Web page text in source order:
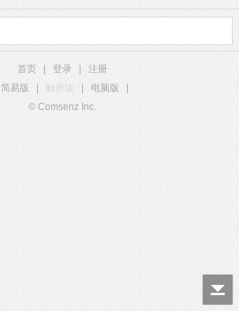
首页 登录
注册
简易版
触屏版 电脑版
© Comsenz Inc.